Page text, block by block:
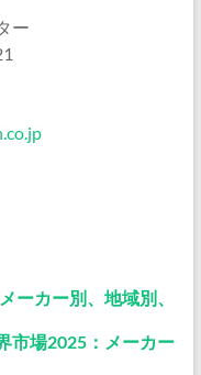
ー
ーカー別、地域別、
市場2025：メーカー